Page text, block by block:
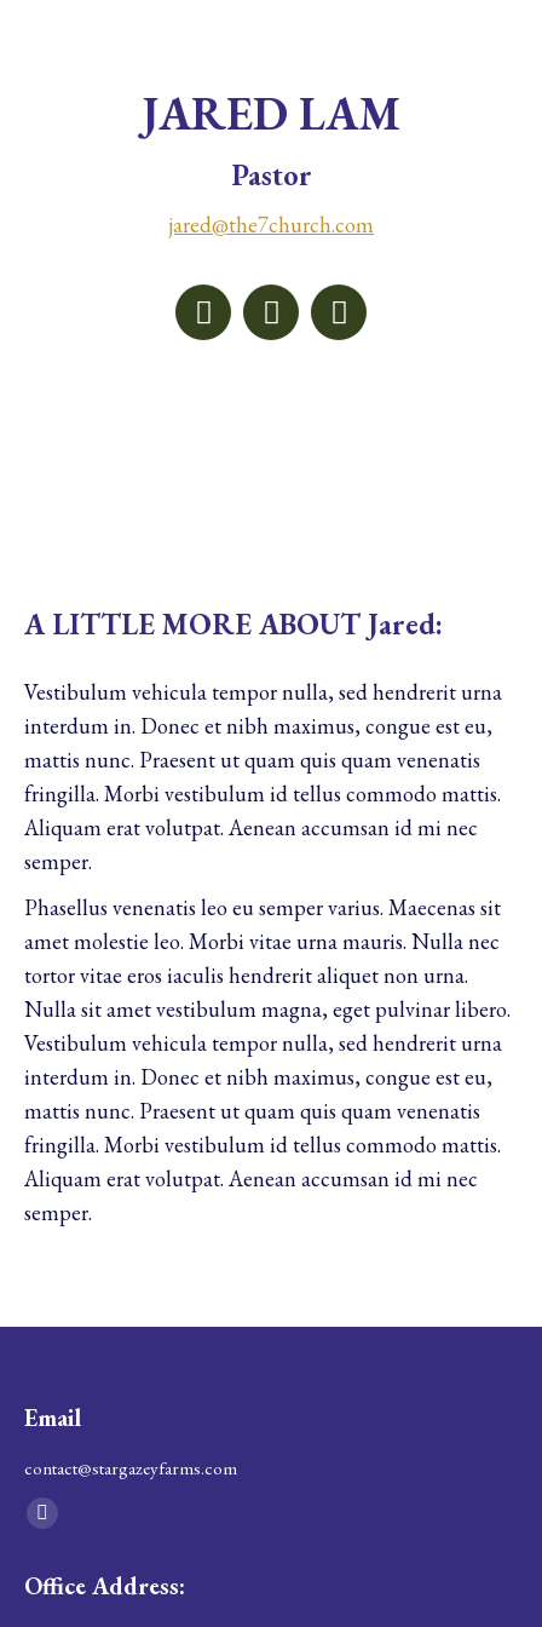
JARED LAM
Pastor
jared@the7church.com
Facebook
X Instagram
A LITTLE MORE ABOUT Jared:
Vestibulum vehicula tempor nulla, sed hendrerit urna
interdum in. Donec et nibh maximus, congue est eu,
mattis nunc. Praesent ut quam quis quam venenatis
fringilla. Morbi vestibulum id tellus commodo mattis.
Aliquam erat volutpat. Aenean accumsan id mi nec
semper.
Phasellus venenatis leo eu semper varius. Maecenas sit
amet molestie leo. Morbi vitae urna mauris. Nulla nec
tortor vitae eros iaculis hendrerit aliquet non urna.
Nulla sit amet vestibulum magna, eget pulvinar libero.
Vestibulum vehicula tempor nulla, sed hendrerit urna
interdum in. Donec et nibh maximus, congue est eu,
mattis nunc. Praesent ut quam quis quam venenatis
fringilla. Morbi vestibulum id tellus commodo mattis.
Aliquam erat volutpat. Aenean accumsan id mi nec
semper.
Email
contact@stargazeyfarms.com
Find us on:
Facebook
opens
Office Address: